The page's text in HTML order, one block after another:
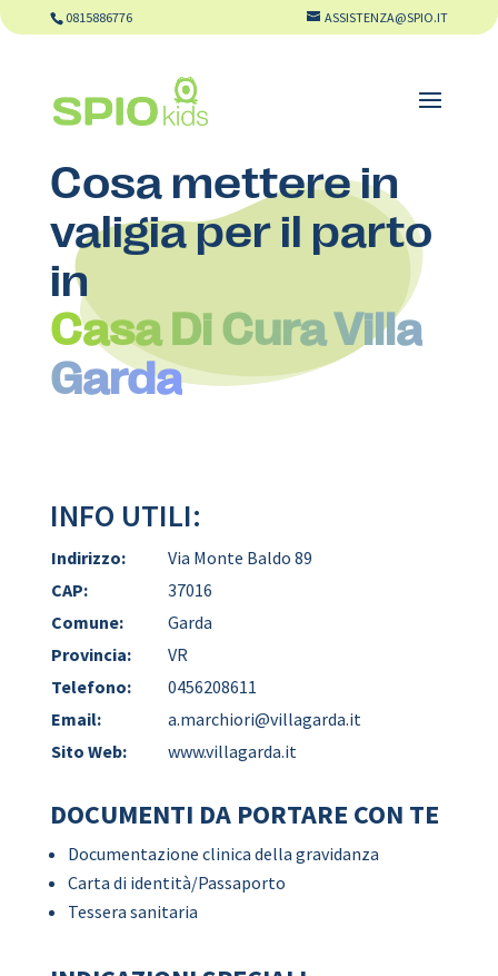
0815886776 ASSISTENZA@SPIO.IT
Cosa mettere in
valigia per il parto
in
Casa Di Cura Villa
Garda
INFO UTILI:
Indirizzo:
Via Monte Baldo 89
CAP:
37016
Comune:
Garda
Provincia:
VR
Telefono:
0456208611
Email:
a.marchiori@villagarda.it
Sito Web:
www.villagarda.it
DOCUMENTI DA PORTARE CON TE
Documentazione clinica della gravidanza
Carta di identità/Passaporto
Tessera sanitaria